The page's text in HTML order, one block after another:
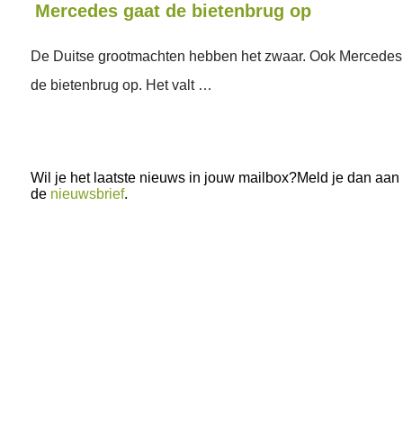
Mercedes gaat de bietenbrug op
De Duitse grootmachten hebben het zwaar. Ook
de bietenbrug op. Het valt …
Wil je het laatste nieuws in jouw mailbox?Meld je dan aan
de nieuwsbrief.